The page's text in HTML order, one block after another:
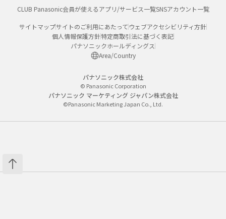
CLUB Panasonic会員が使えるアプリ/サービス一覧SNSアカウント一覧
サイトマップサイトのご利用にあたって ウェブアクセシビリティ方針
個人情報保護方針特定商取引法に基づく表記
パナソニックホールディングス
Area/Country
パナソニック株式会社
© Panasonic Corporation
パナソニック マーケティング ジャパン株式会社
©Panasonic Marketing Japan Co., Ltd.